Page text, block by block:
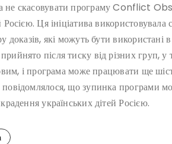
скасовувати програму Conflict
Ця ініціатива
доказів, які можуть бути
після тиску від різних груп, у
і програма може працювати ще
що зупинка програми
українських дітей Росією.